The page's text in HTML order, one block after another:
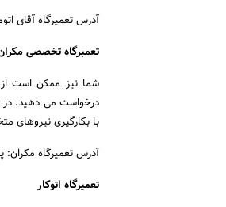
آدرس تعمیرگاه آقای
تعمبرگاه تخصصی
شما نیز ممکن است
درخواست می دهید. در
با بکارگیری نیروهای
آدرس تعمیرگاه مکران:
تعمیرگاه اتوکار